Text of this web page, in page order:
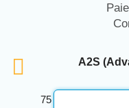
A2S
75 Avenue